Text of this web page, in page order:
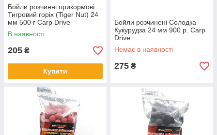
Бойли розчинні прикормові
Тигровий горіх (Tiger Nut) 24
мм 500 г Carp Drive
В наявності
205 ₴
Купити
Бойли розчинені Солодка
Кукурудза 24 мм 900 р. Carp
Drive
Немає в наявності
275 ₴